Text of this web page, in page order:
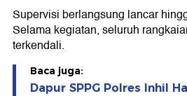
Supervisi berlangsung lancar
Selama kegiatan, seluruh
terkendali.
Baca juga:
Dapur SPPG Polres Inhil